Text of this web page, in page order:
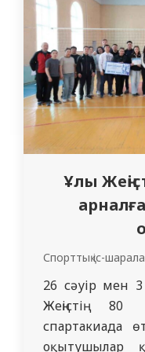
меңгерушісі,
кафедра…
Ұлы
Спорттық іс-
26 сәуір мен
Жеңістің
спартакиада
оқытушылар